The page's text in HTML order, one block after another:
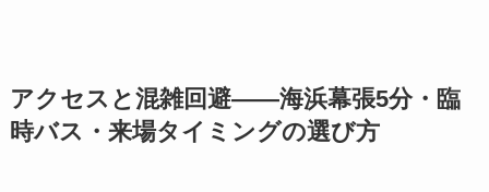
比較的空いている時間帯を狙うと良いでしょう。
会場内には休憩スペースや飲食施設も点在してい